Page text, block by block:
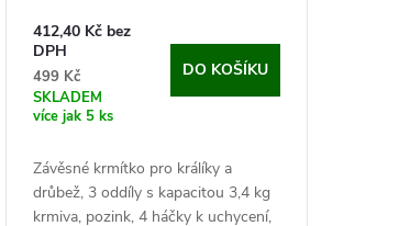
412,40 Kč bez
DPH
499 Kč
SKLADEM
více jak 5 ks
DO KOŠÍKU
Závěsné krmítko pro králíky a
drůbež, 3 oddíly s kapacitou 3,4 kg
krmiva, pozink, 4 háčky k uchycení,